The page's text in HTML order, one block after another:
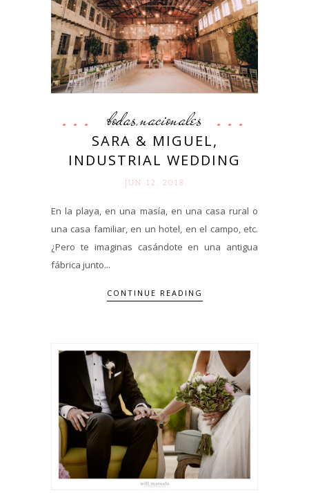
bodas,nacionales
SARA & MIGUEL,
INDUSTRIAL WEDDING
JUN 12. 2018
En la playa, en una masía, en una casa rural o
una casa familiar, en un hotel, en el campo, etc.
¿Pero te imaginas casándote en una antigua
fábrica junto...
CONTINUE READING